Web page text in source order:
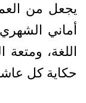
يجعل من
أماني
اللغة،
حكاية كل